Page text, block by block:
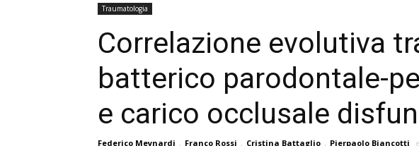
Traumatologia
Correlazione evolutiva
batterico parodontale-
e carico occlusale
Federico Meynardi , Franco Rossi , Cristina Battaglio , Pierpaolo Biancotti e